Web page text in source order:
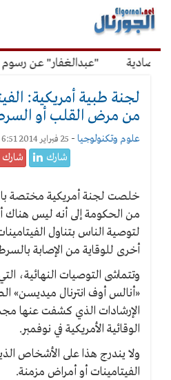
القائمة
الرئيسية
"عبدالغفار" عن رسوم
لجنة طبية أمريكية:
من مرض القلب أو
علوم وتكنولوجيا - 25 فبراير 2014 6:51 ص
شارك شارك
خلصت لجنة أمريكية مختصة
من الحكومة إلى أنه ليس هناك
لتوصية الناس بتناول
أخرى للوقاية من الإصابة
وتتماشى التوصيات النهائية،
«أنالس أوف انترنال ميديسن»
الإرشادات الذي كشفت عنها
الوقائية الأمريكية في نوفمبر.
ولا يندرج هذا على الأشخاص
الفيتامينات أو أمراض مزمنة.